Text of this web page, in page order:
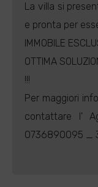
La villa si
e pronta per
IMMOBILE
OTTIMA
!!!
Per maggiori
contattare l'
0736890095 _